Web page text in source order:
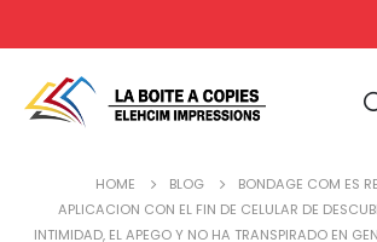
HOME BLOG
BONDAGE COM ES
APLICACION CON EL FIN DE CELULAR DE
INTIMIDAD, EL APEGO Y NO HA TRANSPIRADO EN